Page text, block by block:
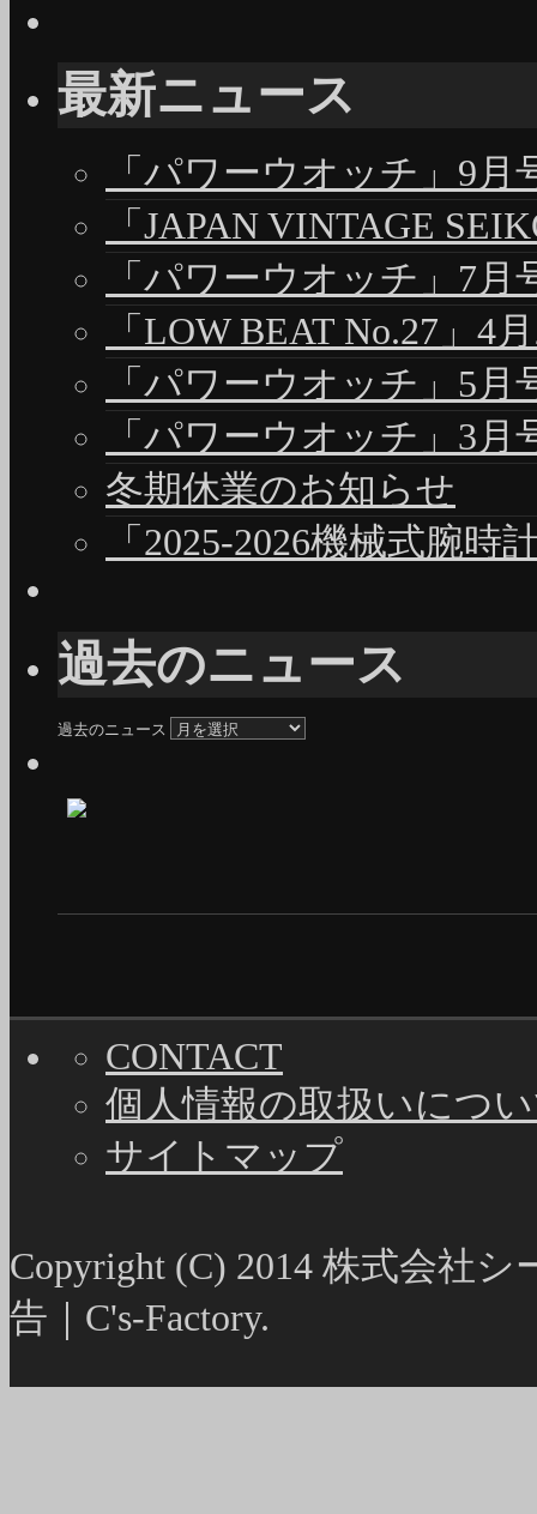
最新ニュース
「パワーウオッチ」9月
「JAPAN VINTAGE
「パワーウオッチ」7月
「LOW BEAT No.27」4
「パワーウオッチ」5月
「パワーウオッチ」3月
冬期休業のお知らせ
「2025-2026機械式腕時
過去のニュース
過去のニュース
CONTACT
個人情報の取扱いにつ
サイトマップ
Copyright (C) 2014 株式会社
告｜C's-Factory.